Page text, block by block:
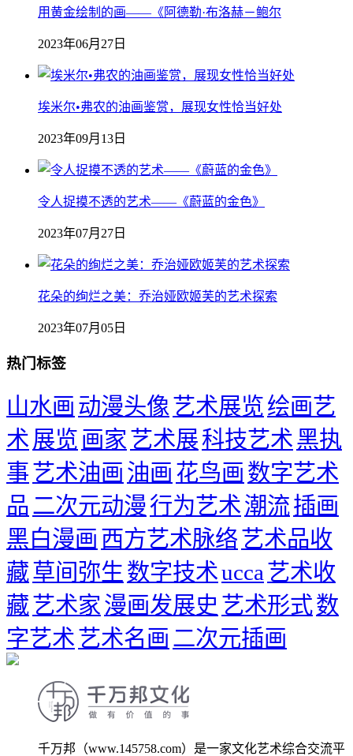
用黄金绘制的画——《阿德勒·布洛赫－鲍尔
2023年06月27日
埃米尔•弗农的油画鉴赏，展现女性恰当好处
2023年09月13日
令人捉摸不透的艺术——《蔚蓝的金色》
2023年07月27日
花朵的绚烂之美：乔治娅欧姬芙的艺术探索
2023年07月05日
热门标签
山水画 动漫头像艺术展览绘画艺
术 展览 画家 艺术展科技艺术黑执
事艺术油画 油画 花鸟画 数字艺术
品二次元动漫行为艺术潮流插画
黑白漫画 西方艺术脉络艺术品收
藏草间弥生 数字技术ucca 艺术收
藏艺术家 漫画发展史 艺术形式数
字艺术艺术名画 二次元插画
千万邦（www.145758.com）是一家文化艺术综合交流平